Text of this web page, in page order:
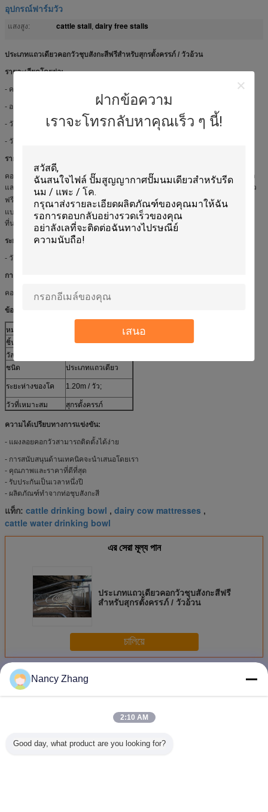
ฝากข้อความ
เราจะโทรกลับหาคุณเร็ว ๆ นี้!
เสนอ
อุปกรณ์ฟาร์มวัว
แสงสูง: cattle stall, dairy free stalls
ประเภทแถวเดียวคอกวัวชุบสังกะสีฟรีสำหรับสุกรตั้งครรภ์ / วัวอ้วน
รายละเอียดโดยย่อ:
- คอกวัวชุบสังกะสีแบบแถวเดียว
- อายุ: 19 เดือน - ความเท่าเทียมกันที่หนึ่ง
- วัวที่เหมาะสม: สุกรตั้งครรภ์
- วัสดุ: ท่อเหล็กชุบสังกะสีชุบร้อน
รายละเอียด:
คอกวัวฟรีซึ่งมีแผงลอยกระดูกสันหลังของวัวควายระแนงอาจเป็นที่พักผ่อนสำหรับวัว
และควบคุมตำแหน่งที่เหลือ รูปร่างและอายุเป็นปัจจัยที่สำคัญที่สุดในการผลิตคอกวัว
ฟรีวัสดุเป็นท่อเหล็กชุบสังกะสีร้อน
เคลือบผิว80μm สามารถระบุข้อกำหนดสอง
แบบได้ ได้แก่ ประเภทแถวเดี่ยวและประเภทแถวคู่ ขนาดขึ้นอยู่กับรูปร่างและอายุ
ที่นอนที่ดีจะทำให้วัวมีโรคน้อยเต้าหู้อักเสบความเสียหายของหัวนม
ระยะห่างของโค:
- วัวให้นมบุตรวัวและวัวตั้งครรภ์: 1.20 เมตร / วัว;
การใช้งาน:
คอกวัวฟรีเป็นอุปกรณ์ที่สำคัญที่สุดสำหรับฟาร์มปศุสัตว์เช่นเดียวกับวัวและสัตว์
ข้อมูลจำเพาะ:
หมายเลขรุ่น
ชิ้น
คอกวัวฟรี
วัสดุ
ชนิด
ประเภทแถวเดียว
ระยะห่างของโค 1.20m / วัว;
วัวที่เหมาะสม สุกรตั้งครรภ์
ความได้เปรียบทางการแข่งขัน:
- แผงลอยคอกวัวสามารถติดตั้งได้ง่าย
- การสนับสนุนด้านเทคนิคจะนำเสนอโดยเรา
- คุณภาพและราคาที่ดีที่สุด
- รับประกันเป็นเวลาหนึ่งปี
- ผลิตภัณฑ์ทำจากท่อชุบสังกะสี
แท็ก: cattle drinking bowl , dairy cow mattresses ,
cattle water drinking bowl
এর সেরা মূল্য পান
ประเภทแถวเดียวคอกวัวชุบสังกะสีฟรี
สำหรับสุกรตั้งครรภ์ / วัวอ้วน
চালিয়ে
มากกว่าอุปกรณ์ฟาร์มวัว
เครื่องตัดหางวัว
อุปกรณ์ยกสะโพก
Nancy Zhang
2:10 AM
Good day, what product are you looking for?